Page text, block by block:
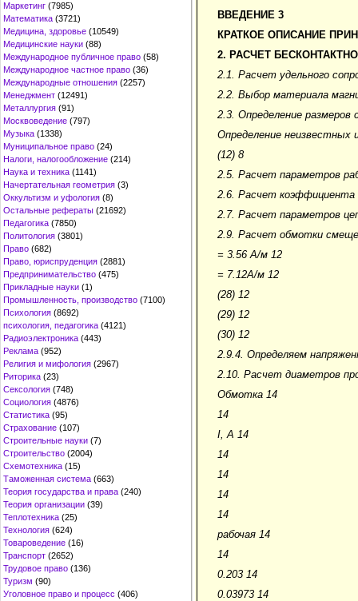
Маркетинг (7985)
Математика (3721)
Медицина, здоровье (10549)
Медицинские науки (88)
Международное публичное право (58)
Международное частное право (36)
Международные отношения (2257)
Менеджмент (12491)
Металлургия (91)
Москвоведение (797)
Музыка (1338)
Муниципальное право (24)
Налоги, налогообложение (214)
Наука и техника (1141)
Начертательная геометрия (3)
Оккультизм и уфология (8)
Остальные рефераты (21692)
Педагогика (7850)
Политология (3801)
Право (682)
Право, юриспруденция (2881)
Предпринимательство (475)
Прикладные науки (1)
Промышленность, производство (7100)
Психология (8692)
психология, педагогика (4121)
Радиоэлектроника (443)
Реклама (952)
Религия и мифология (2967)
Риторика (23)
Сексология (748)
Социология (4876)
Статистика (95)
Страхование (107)
Строительные науки (7)
Строительство (2004)
Схемотехника (15)
Таможенная система (663)
Теория государства и права (240)
Теория организации (39)
Теплотехника (25)
Технология (624)
Товароведение (16)
Транспорт (2652)
Трудовое право (136)
Туризм (90)
Уголовное право и процесс (406)
ВВЕДЕНИЕ 3
КРАТКОЕ ОПИСАНИЕ
2. РАСЧЕТ
2.1. Расчет удельного
2.2. Выбор материала
2.3. Определение размеров
Определение неизвестных
(12) 8
2.5. Расчет параметров
2.6. Расчет
2.7. Расчет параметров
2.9. Расчет обмотки
= 3.56 А/м 12
= 7.12А/м 12
(28) 12
(29) 12
(30) 12
2.9.4. Определяем
2.10. Расчет диаметров
Обмотка 14
14
I, A 14
14
14
14
14
рабочая 14
14
0.203 14
0.03973 14